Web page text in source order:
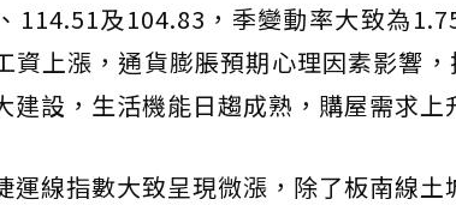
114.51及104.83，季變動率大致為
資上漲，通貨膨脹預期心理因素影響
建設，生活機能日趨成熟，購屋需求上
運線指數大致呈現微漲，除了板南線